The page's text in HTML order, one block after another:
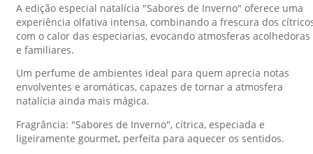
A edição especial natalícia "Sabores de Inverno" oferece uma
experiência olfativa intensa, combinando a frescura dos
com o calor das especiarias, evocando atmosferas acolhedoras
e familiares.
Um perfume de ambientes ideal para quem aprecia notas
envolventes e aromáticas, capazes de tornar a atmosfera
natalícia ainda mais mágica.
Fragrância: "Sabores de Inverno", cítrica, especiada e
ligeiramente gourmet, perfeita para aquecer os sentidos.